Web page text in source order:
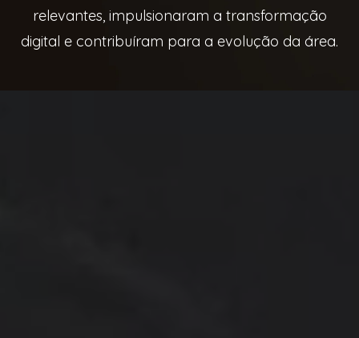
relevantes, impulsionaram a transformação
digital e contribuíram para a evolução da área.